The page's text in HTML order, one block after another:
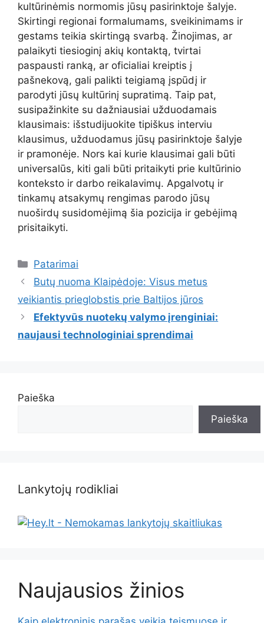
kultūrinėmis normomis jūsų pasirinktoje šalyje.
Skirtingi regionai formalumams, sveikinimams ir
gestams teikia skirtingą svarbą. Žinojimas, ar
palaikyti tiesioginį akių kontaktą, tvirtai
paspausti ranką, ar oficialiai kreiptis į
pašnekovą, gali palikti teigiamą įspūdį ir
parodyti jūsų kultūrinį supratimą. Taip pat,
susipažinkite su dažniausiai užduodamais
klausimais: išstudijuokite tipiškus interviu
klausimus, užduodamus jūsų pasirinktoje šalyje
ir pramonėje. Nors kai kurie klausimai gali būti
universalūs, kiti gali būti pritaikyti prie kultūrinio
konteksto ir darbo reikalavimų. Apgalvotų ir
tinkamų atsakymų rengimas parodo jūsų
nuoširdų susidomėjimą šia pozicija ir gebėjimą
prisitaikyti.
Kategorijos
Patarimai
Butų nuoma Klaipėdoje: Visus metus
veikiantis prieglobstis prie Baltijos jūros
Efektyvūs nuotekų valymo įrenginiai:
naujausi technologiniai sprendimai
Paieška
Paieška
Lankytojų rodikliai
Naujausios žinios